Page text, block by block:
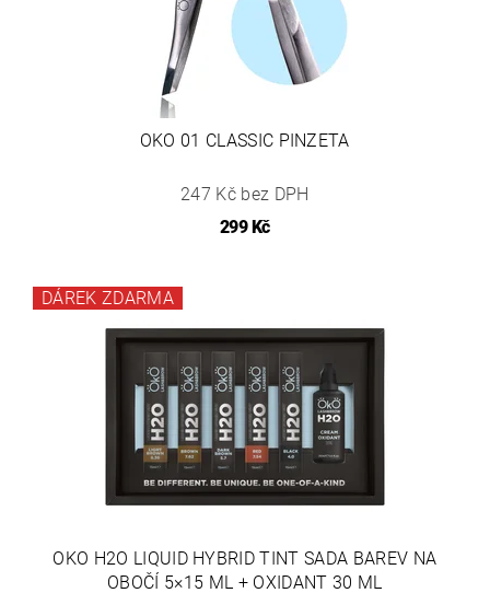
OKO 01 CLASSIC PINZETA
247 Kč bez DPH
299 Kč
DÁREK ZDARMA
OKO H2O LIQUID HYBRID TINT SADA BAREV NA
OBOČÍ 5×15 ML + OXIDANT 30 ML